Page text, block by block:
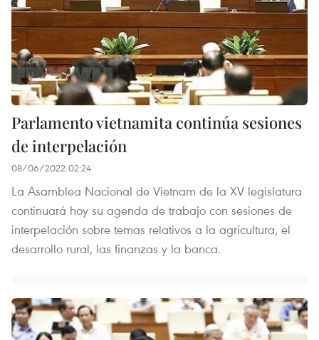
Parlamento vietnamita continúa sesiones
de interpelación
08/06/2022 02:24
La Asamblea Nacional de Vietnam de la XV legislatura
continuará hoy su agenda de trabajo con sesiones de
interpelación sobre temas relativos a la agricultura, el
desarrollo rural, las finanzas y la banca.